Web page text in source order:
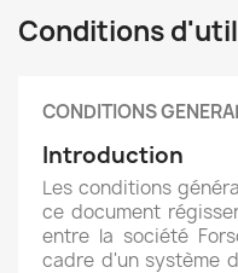
Conditions
CONDITIONS
Introduction
Les conditions
ce document
entre la société
cadre d'un système